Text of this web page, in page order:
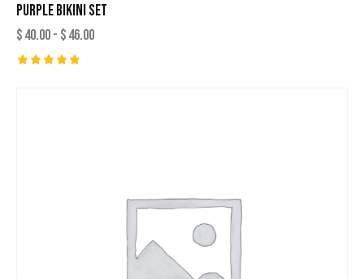
PURPLE BIKINI SET
$40.00- $46.00